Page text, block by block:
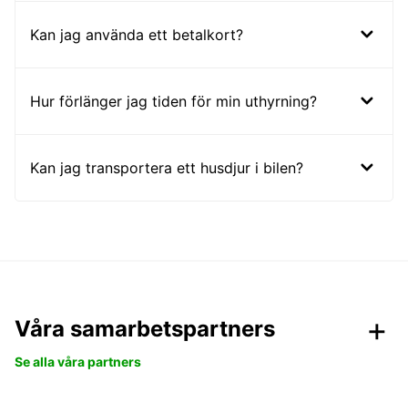
Kan jag använda ett betalkort?
Hur förlänger jag tiden för min uthyrning?
Kan jag transportera ett husdjur i bilen?
Våra samarbetspartners
Se alla våra partners